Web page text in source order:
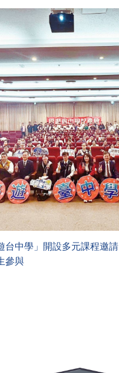
台中學」開設多元課程邀請
參與